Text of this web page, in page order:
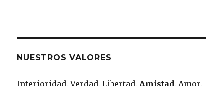
NUESTROS VALORES
Interioridad. Verdad. Libertad. Amistad. Amor.